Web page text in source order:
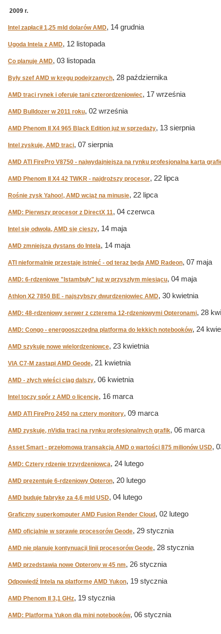
2009 r.
Intel zapłacił 1,25 mld dolarów AMD, 14 grudnia
Ugoda Intela z AMD, 12 listopada
Co planuje AMD, 03 listopada
Były szef AMD w kręgu podejrzanych, 28 października
AMD traci rynek i oferuje tani czterordzeniowiec, 17 września
AMD Bulldozer w 2011 roku, 02 września
AMD Phenom II X4 965 Black Edition już w sprzedaży, 13 sierpnia
Intel zyskuje, AMD traci, 07 sierpnia
AMD ATI FirePro V8750 - najwydajniejsza na rynku profesjonalna karta
AMD Phenom II X4 42 TWKR - najdroższy procesor, 22 lipca
Rośnie zysk Yahoo!, AMD wciąż na minusie, 22 lipca
AMD: Pierwszy procesor z DirectX 11, 04 czerwca
Intel się odwoła, AMD się cieszy, 14 maja
AMD zmniejsza dystans do Intela, 14 maja
ATI nieformalnie przestaje istnieć - od teraz będą AMD Radeon, 07 maja
AMD: 6-rdzeniowe "Istambuły" już w przyszłym miesiącu, 04 maja
Athlon X2 7850 BE - najszybszy dwurdzeniowiec AMD, 30 kwietnia
AMD: 48-rdzeniowy serwer z czterema 12-rdzeniowymi Opteronami, 28
AMD: Congo - energooszczędna platforma do lekkich notebooków, 24
AMD szykuje nowe wielordzeniowce, 23 kwietnia
VIA C7-M zastąpi AMD Geode, 21 kwietnia
AMD - złych wieści ciąg dalszy, 06 kwietnia
Intel toczy spór z AMD o licencje, 16 marca
AMD ATI FirePro 2450 na cztery monitory, 09 marca
AMD zyskuje, nVidia traci na rynku profesjonalnych grafik, 06 marca
Asset Smart - przełomowa transakcja AMD o wartości 875 milionów USD,
AMD: Cztery rdzenie trzyrdzeniowca, 24 lutego
AMD prezentuje 6-rdzeniowy Opteron, 20 lutego
AMD buduje fabrykę za 4,6 mld USD, 04 lutego
Graficzny superkomputer AMD Fusion Render Cloud , 02 lutego
AMD oficjalnie w sprawie procesorów Geode, 29 stycznia
AMD nie planuje kontynuacji linii procesorów Geode, 28 stycznia
AMD przedstawia nowe Opterony w 45 nm, 26 stycznia
Odpowiedź Intela na platformę AMD Yukon, 19 stycznia
AMD Phenom II 3,1 GHz, 19 stycznia
AMD: Platforma Yukon dla mini notebooków, 06 stycznia